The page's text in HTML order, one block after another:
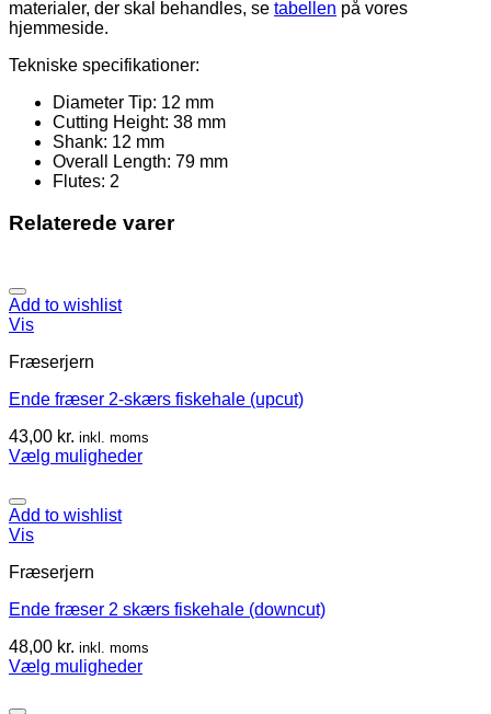
materialer, der skal behandles, se tabellen på vores
hjemmeside.
Tekniske specifikationer:
Diameter Tip: 12 mm
Cutting Height: 38 mm
Shank: 12 mm
Overall Length: 79 mm
Flutes: 2
Relaterede varer
Add to wishlist
Vis
Fræserjern
Ende fræser 2-skærs fiskehale (upcut)
43,00 kr. inkl. moms
Vælg muligheder
Add to wishlist
Vis
Fræserjern
Ende fræser 2 skærs fiskehale (downcut)
48,00 kr. inkl. moms
Vælg muligheder